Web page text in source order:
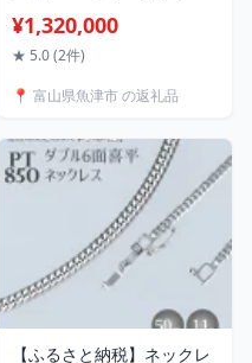
10g｜金 ゴールド 18金
K18 日本製 アクセサリー
ディース メンズ ファッシ
山 富山県 魚津市 ※沖縄へ
の配送不可
¥1,320,000
★ 5.0 (2件)
📍 富山県魚津市 の返礼品
【ふるさと納税】ネックレ